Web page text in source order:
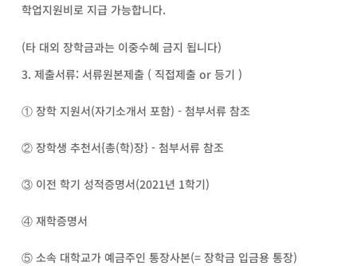
학업지원비로 지급 가능합니다.
(타 대외 장학금과는 이중수혜 금지 됩니다)
3. 제출서류: 서류원본제출 ( 직접제출 or 등기 )
① 장학 지원서(자기소개서 포함) - 첨부서류 참조
② 장학생 추천서{총(학)장} - 첨부서류 참조
③ 이전 학기 성적증명서(2021년 1학기)
④ 재학증명서
⑤ 소속 대학교가 예금주인 통장사본(= 장학금 입금용 통장)